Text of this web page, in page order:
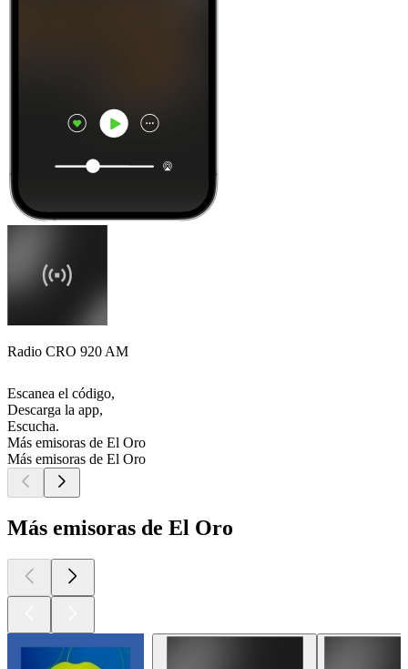
Radio CRO 920 AM
Escanea el código,
Descarga la app,
Escucha.
Más emisoras de El Oro
Más emisoras de El Oro
Más emisoras de El Oro